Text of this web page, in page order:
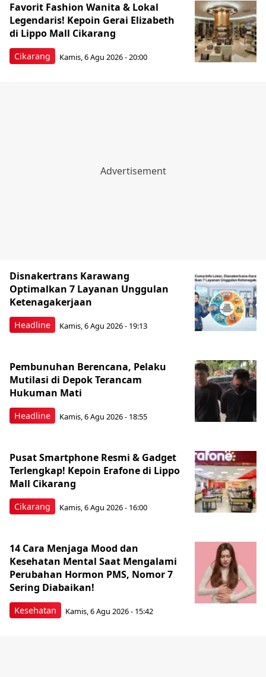
Cikarang
Favorit Fashion Wanita & Lokal
Legendaris! Kepoin Gerai Elizabeth
di Lippo Mall Cikarang
Kamis, 6 Agu 2026 - 20:00
Headline
Disnakertrans Karawang
Optimalkan 7 Layanan Unggulan
Ketenagakerjaan
Kamis, 6 Agu 2026 - 19:13
Headline
Pembunuhan Berencana, Pelaku
Mutilasi di Depok Terancam
Hukuman Mati
Kamis, 6 Agu 2026 - 18:55
Cikarang
Pusat Smartphone Resmi & Gadget
Terlengkap! Kepoin Erafone di Lippo
Mall Cikarang
Kamis, 6 Agu 2026 - 16:00
Kesehatan
14 Cara Menjaga Mood dan
Kesehatan Mental Saat Mengalami
Perubahan Hormon PMS, Nomor 7
Sering Diabaikan!
Kamis, 6 Agu 2026 - 15:42